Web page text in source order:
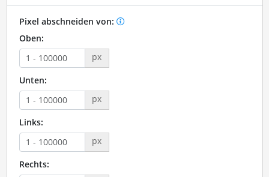
Pixel abschneiden von:
Oben:
px
Unten:
px
Links:
px
Rechts: